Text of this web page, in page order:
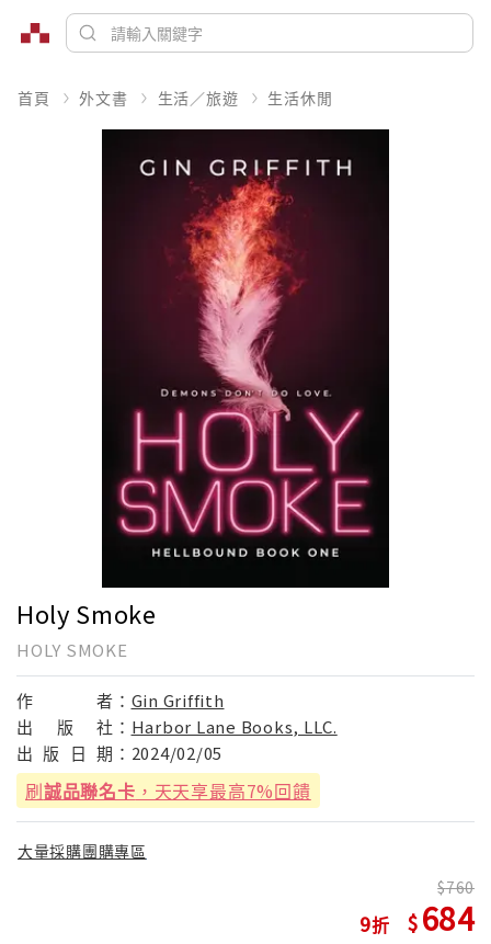
首頁 外文書 生活／旅遊 生活休閒
Holy Smoke
HOLY SMOKE
作 者： Gin Griffith
出
版 社： Harbor Lane Books, LLC.
出 版 日 期： 2024/02/05
刷誠品聯名卡 ，天天享最高7%回饋
大量採購團購專區
9
760
684